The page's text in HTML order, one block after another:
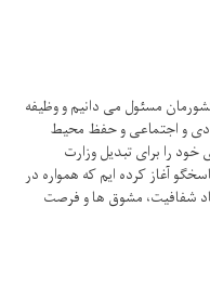
مسئول می دانیم و وظیفه
و اجتماعی و حفظ محیط
را برای تبدیل وزارت
آغاز کرده ایم که همواره در
شفافیت، مشوق ها و فرصت